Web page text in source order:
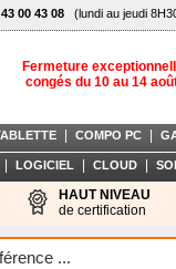
00 43 08 (lundi au jeudi
Fermeture
congés du 10 au 14
COMPO PC
LOGICIEL CLOUD
HAUT NIVEAU
de certification